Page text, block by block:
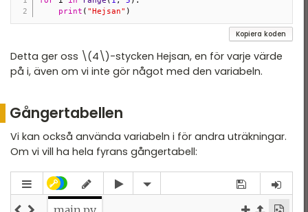
print ( "Hejsan" )
Kopiera koden
Detta ger oss \(4\)-stycken Hejsan, en för varje värde
på i, även om vi inte gör något med den variabeln.
Gångertabellen
Vi kan också använda variabeln i för andra uträkningar.
Om vi vill ha hela fyrans gångertabell: